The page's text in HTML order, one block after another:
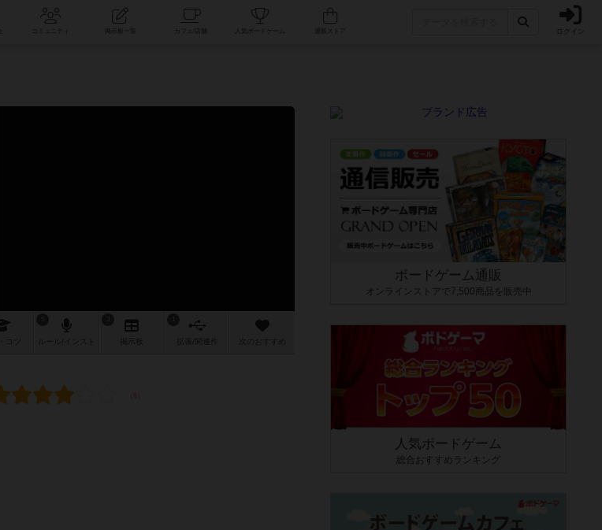
コミュニティ 人気ボードゲーム ログイン
作 次のおすすめ
ボードゲーム通販
オンラインストアで7,500商品を販売中
人気ボードゲーム
総合おすすめランキング